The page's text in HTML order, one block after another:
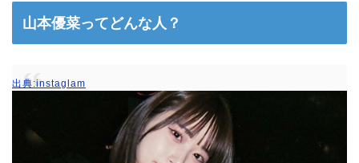
山本優菜ってどんな人？
出典:instaglam